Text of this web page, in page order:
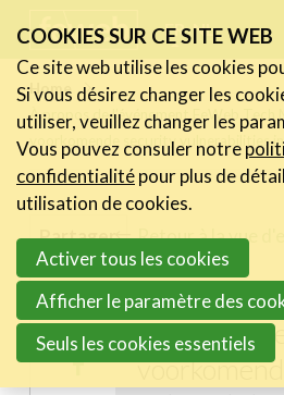
links
Jump
to
navigation
Jump
main
content
FR NL
Home
À propos de l’événement FeWeb Tech
voorkomende security vulnerabilities in
Partager
Share
on
Twitter
Share
Retour à la vue
FeWeb Tech
Monday:
Actualités
Activités
Cases
Le Toolbox
Annuaire
A propos
COOKIES SUR CE SITE WEB
Ce site web utilise les cookies
Si vous désirez changer les
utiliser, veuillez changer les
Vous pouvez consuler notre
confidentialitépour plus de
utilisation de cookies.
Activer tous les cookies
Afficher le paramètre des
Seuls les cookies essentiels